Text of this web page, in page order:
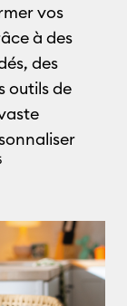
vos
à des
des
outils de